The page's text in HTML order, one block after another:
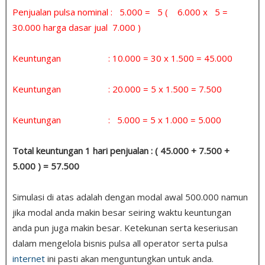
Penjualan pulsa nominal : 5.000 = 5 ( 6.000 x 5 =
30.000 harga dasar jual 7.000 )
Keuntungan : 10.000 = 30 x 1.500 = 45.000
Keuntungan : 20.000 = 5 x 1.500 = 7.500
Keuntungan : 5.000 = 5 x 1.000 = 5.000
Total keuntungan 1 hari penjualan : ( 45.000 + 7.500 +
5.000 ) = 57.500
Simulasi di atas adalah dengan modal awal 500.000 namun
jika modal anda makin besar seiring waktu keuntungan
anda pun juga makin besar. Ketekunan serta keseriusan
dalam mengelola bisnis pulsa all operator serta pulsa
internet ini pasti akan menguntungkan untuk anda.